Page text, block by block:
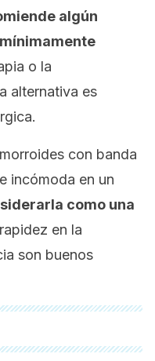
algún
o la
alternativa es
con banda
incómoda en un
como una
en la
son buenos
a profundidad por